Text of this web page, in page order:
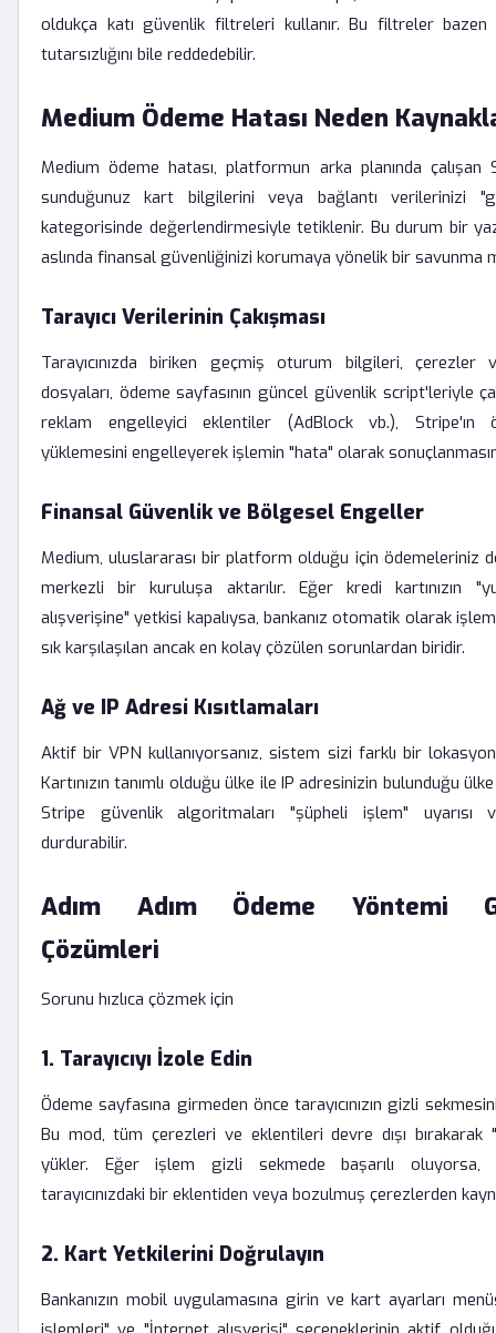
oldukça katı güvenlik filtreleri kullanır. Bu filtreler
tutarsızlığını bile reddedebilir.
Medium Ödeme Hatası Neden
Medium ödeme hatası, platformun arka planında çalışan
sunduğunuz kart bilgilerini veya bağlantı verilerinizi
kategorisinde değerlendirmesiyle tetiklenir. Bu durum bir
aslında finansal güvenliğinizi korumaya yönelik bir savunma
Tarayıcı Verilerinin Çakışması
Tarayıcınızda biriken geçmiş oturum bilgileri, çerezler
dosyaları, ödeme sayfasının güncel güvenlik script'leriyle
reklam engelleyici eklentiler (AdBlock vb.), Stripe'ın
yüklemesini engelleyerek işlemin "hata" olarak
Finansal Güvenlik ve Bölgesel Engeller
Medium, uluslararası bir platform olduğu için ödemeleriniz
merkezli bir kuruluşa aktarılır. Eğer kredi kartınızın
alışverişine" yetkisi kapalıysa, bankanız otomatik olarak
sık karşılaşılan ancak en kolay çözülen sorunlardan biridir.
Ağ ve IP Adresi Kısıtlamaları
Aktif bir VPN kullanıyorsanız, sistem sizi farklı bir
Kartınızın tanımlı olduğu ülke ile IP adresinizin bulunduğu
Stripe güvenlik algoritmaları "şüpheli işlem" uyarısı
durdurabilir.
Adım Adım Ödeme Yöntemi
Çözümleri
Sorunu hızlıca çözmek için
1. Tarayıcıyı İzole Edin
Ödeme sayfasına girmeden önce tarayıcınızın gizli
Bu mod, tüm çerezleri ve eklentileri devre dışı
yükler. Eğer işlem gizli sekmede başarılı oluyorsa,
tarayıcınızdaki bir eklentiden veya bozulmuş çerezlerden
2. Kart Yetkilerini Doğrulayın
Bankanızın mobil uygulamasına girin ve kart ayarları